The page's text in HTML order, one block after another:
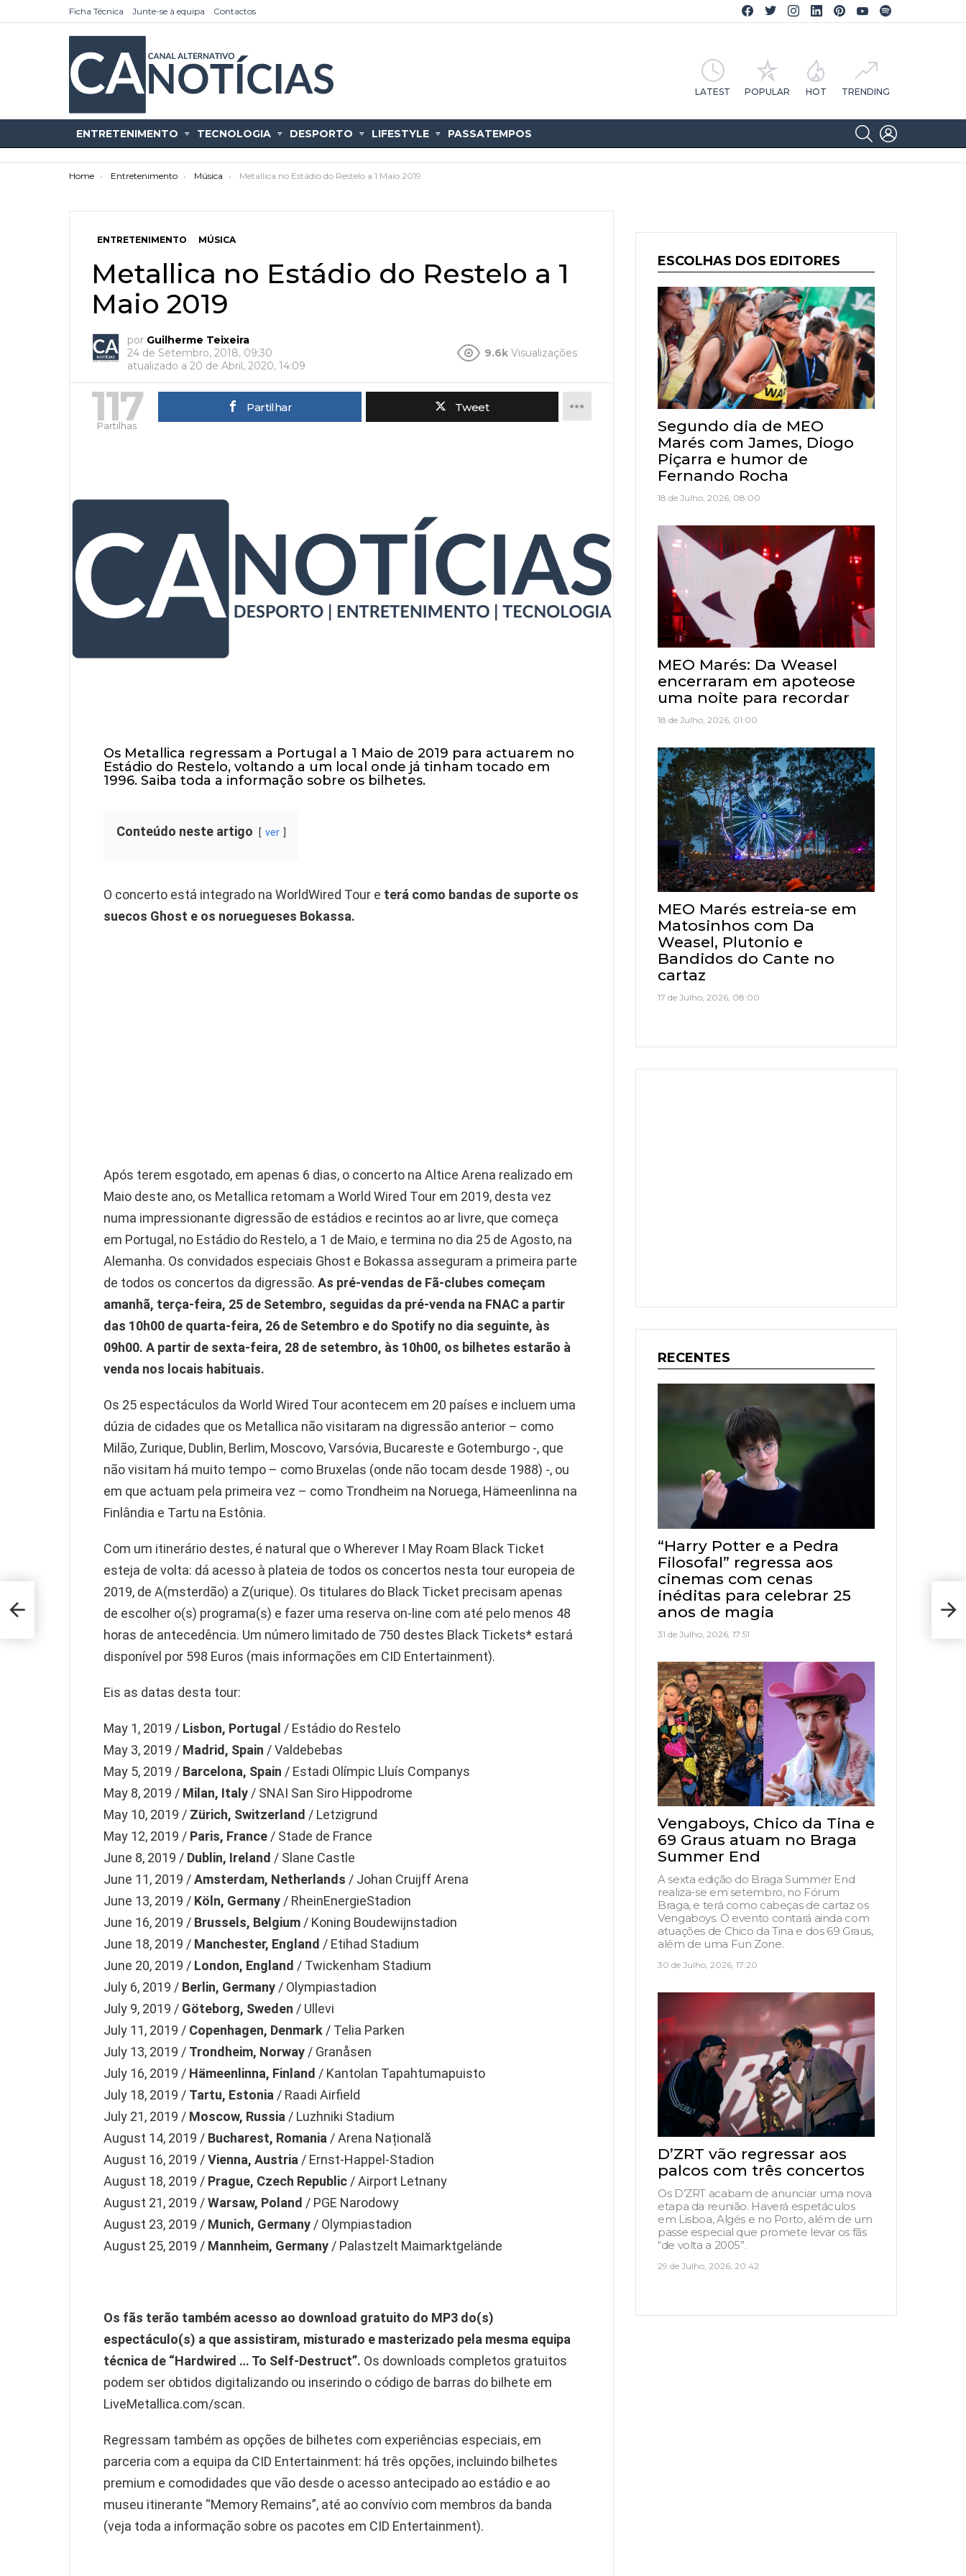
Ficha Técnica Junte-se à equipa Contactos
Facebook CA Notícias
Twitter CA Notícias
Instagram CA Notícias
Linkedin CA Notícias
Pinterest CA Notícias
YouTube CA Notícias
LATEST POPULAR HOT TRENDING
ENTRETENIMENTO TECNOLOGIA DESPORTO LIFESTYLE PASSATEMPOS
SEARCH
You are here:
Home Entretenimento Música Metallica no Estádio do Restelo a 1 Maio 2019
ENTRETENIMENTO MÚSICA
Metallica no Estádio do Restelo a 1
Maio 2019
por Guilherme Teixeira
24 de Setembro, 2018, 09:30
atualizado a 20 de Abril, 2020, 14:09
9.6k Visualizações
117
Partilhas
Partilhar Tweet
Os Metallica regressam a Portugal a 1 Maio de 2019 para actuarem no
Estádio do Restelo, voltando a um local onde já tinham tocado em
1996. Saiba toda a informação sobre os bilhetes.
Conteúdo neste artigo ver
O concerto está integrado na WorldWired Tour e terá como bandas de suporte os
suecos Ghost e os noruegueses Bokassa.
Após terem esgotado, em apenas 6 dias, o concerto na Altice Arena realizado em
Maio deste ano, os Metallica retomam a World Wired Tour em 2019, desta vez
numa impressionante digressão de estádios e recintos ao ar livre, que começa
em Portugal, no Estádio do Restelo, a 1 de Maio, e termina no dia 25 de Agosto, na
Alemanha. Os convidados especiais Ghost e Bokassa asseguram a primeira parte
de todos os concertos da digressão. As pré-vendas de Fã-clubes começam
amanhã, terça-feira, 25 de Setembro, seguidas da pré-venda na FNAC a partir
das 10h00 de quarta-feira, 26 de Setembro e do Spotify no dia seguinte, às
09h00. A partir de sexta-feira, 28 de setembro, às 10h00, os bilhetes estarão à
venda nos locais habituais.
Os 25 espectáculos da World Wired Tour acontecem em 20 países e incluem uma
dúzia de cidades que os Metallica não visitaram na digressão anterior – como
Milão, Zurique, Dublin, Berlim, Moscovo, Varsóvia, Bucareste e Gotemburgo -, que
não visitam há muito tempo – como Bruxelas (onde não tocam desde 1988) -, ou
em que actuam pela primeira vez – como Trondheim na Noruega, Hämeenlinna na
Finlândia e Tartu na Estônia.
Com um itinerário destes, é natural que o Wherever I May Roam Black Ticket
esteja de volta: dá acesso à plateia de todos os concertos nesta tour europeia de
2019, de A(msterdão) a Z(urique). Os titulares do Black Ticket precisam apenas
de escolher o(s) programa(s) e fazer uma reserva on-line com até pelo menos 48
horas de antecedência. Um número limitado de 750 destes Black Tickets* estará
disponível por 598 Euros (mais informações em CID Entertainment).
Eis as datas desta tour:
May 1, 2019 / Lisbon, Portugal / Estádio do Restelo
May 3, 2019 / Madrid, Spain / Valdebebas
May 5, 2019 / Barcelona, Spain / Estadi Olímpic Lluís Companys
May 8, 2019 / Milan, Italy / SNAI San Siro Hippodrome
May 10, 2019 / Zürich, Switzerland / Letzigrund
May 12, 2019 / Paris, France / Stade de France
June 8, 2019 / Dublin, Ireland / Slane Castle
June 11, 2019 /Amsterdam, Netherlands / Johan Cruijff Arena
June 13, 2019 / Köln, Germany / RheinEnergieStadion
June 16, 2019 / Brussels, Belgium / Koning Boudewijnstadion
June 18, 2019 / Manchester, England / Etihad Stadium
June 20, 2019 / London, England / Twickenham Stadium
July 6, 2019 / Berlin, Germany / Olympiastadion
July 9, 2019 / Göteborg, Sweden / Ullevi
July 11, 2019 / Copenhagen, Denmark / Telia Parken
July 13, 2019 / Trondheim, Norway / Granåsen
July 16, 2019 / Hämeenlinna, Finland / Kantolan Tapahtumapuisto
July 18, 2019 / Tartu, Estonia / Raadi Airfield
July 21, 2019 / Moscow, Russia / Luzhniki Stadium
August 14, 2019 / Bucharest, Romania / Arena Națională
August 16, 2019 /Vienna, Austria / Ernst-Happel-Stadion
August 18, 2019 / Prague, Czech Republic / Airport Letnany
August 21, 2019 /Warsaw, Poland / PGE Narodowy
August 23, 2019 / Munich, Germany / Olympiastadion
August 25, 2019 / Mannheim, Germany / Palastzelt Maimarktgelände
Os fãs terão também acesso ao download gratuito do MP3 do(s)
espectáculo(s) a que assistiram, misturado e masterizado pela mesma equipa
técnica de “Hardwired … To Self-Destruct”. Os downloads completos gratuitos
podem ser obtidos digitalizando ou inserindo o código de barras do bilhete em
LiveMetallica.com/scan.
Regressam também as opções de bilhetes com experiências especiais, em
parceria com a equipa da CID Entertainment: há três opções, incluindo bilhetes
premium e comodidades que vão desde o acesso antecipado ao estádio e ao
museu itinerante “Memory Remains”, até ao convívio com membros da banda
(veja toda a informação sobre os pacotes em CID Entertainment).
no
ESCOLHAS DOS EDITORES
Segundo dia de MEO
Marés com James, Diogo
Piçarra e humor de
Fernando Rocha
18 de Julho, 2026, 08:00
MEO Marés: Da Weasel
encerraram em apoteose
uma noite para recordar
18 de Julho, 2026, 01:00
MEO Marés estreia-se em
Matosinhos com Da
Weasel, Plutonio e
Bandidos do Cante no
cartaz
17 de Julho, 2026, 08:00
RECENTES
“Harry Potter e a Pedra
Filosofal” regressa aos
cinemas com cenas
inéditas para celebrar 25
anos de magia
31 de Julho, 2026, 17:51
Vengaboys, Chico da Tina e
69 Graus atuam no Braga
Summer End
A sexta edição do Braga Summer End
realiza-se em setembro, no Fórum
Braga, e terá como cabeças de cartaz os
Vengaboys. O evento contará ainda com
atuações de Chico da Tina e dos 69 Graus,
além de uma Fun Zone.
30 de Julho, 2026, 17:20
D’ZRT vão regressar aos
palcos com três concertos
Os D’ZRT acabam de anunciar uma nova
etapa da reunião. Haverá espetáculos
em Lisboa, Algés e no Porto, além de um
passe especial que promete levar os fãs
“de volta a 2005”.
29 de Julho, 2026, 20:42